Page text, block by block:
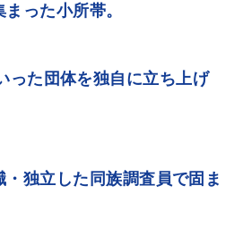
った小所帯。
った団体を独自に立ち上げ
独立した同族調査員で固ま